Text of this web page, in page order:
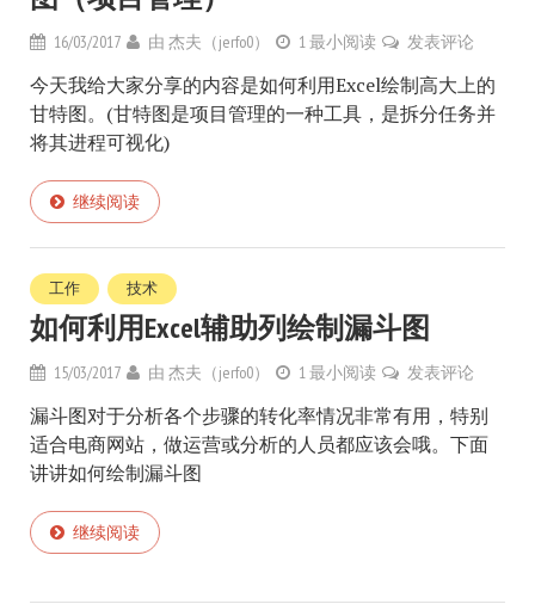
16/03/2017 由 杰夫（jerfo0） 1 最小阅读 发表评论
今天我给大家分享的内容是如何利用Excel绘制高大上的
甘特图。(甘特图是项目管理的一种工具，是拆分任务并
将其进程可视化)
继续阅读
工作 技术
如何利用Excel辅助列绘制漏斗图
15/03/2017 由 杰夫（jerfo0） 1 最小阅读 发表评论
漏斗图对于分析各个步骤的转化率情况非常有用，特别
适合电商网站，做运营或分析的人员都应该会哦。下面
讲讲如何绘制漏斗图
继续阅读